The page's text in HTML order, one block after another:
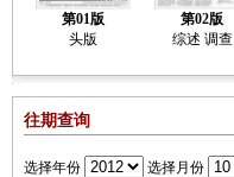
第01版
头版
第02版
综述 调查
往期查询
选择年份 选择月份